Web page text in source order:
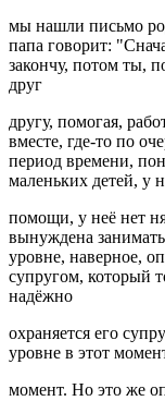
мы нашли письмо
папа говорит:
закончу, потом ты,
друг
другу, помогая,
вместе, где-то по
период времени,
маленьких детей, у
помощи, у неё нет
вынуждена
уровне, наверное,
супругом, который
надёжно
охраняется его
уровне в этот
момент. Но это же